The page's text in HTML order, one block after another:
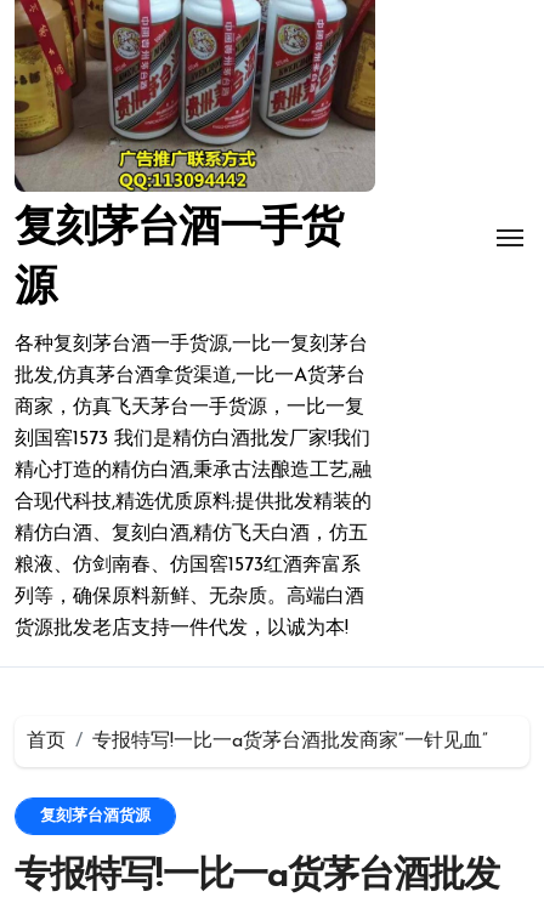
复刻茅台酒一手货
源
各种复刻茅台酒一手货源,一比一复刻茅台
批发,仿真茅台酒拿货渠道,一比一A货茅台
商家，仿真飞天茅台一手货源，一比一复
刻国窖1573 我们是精仿白酒批发厂家!我们
精心打造的精仿白酒,秉承古法酿造工艺,融
合现代科技,精选优质原料;提供批发精装的
精仿白酒、复刻白酒,精仿飞天白酒，仿五
粮液、仿剑南春、仿国窖1573红酒奔富系
列等，确保原料新鲜、无杂质。高端白酒
货源批发老店支持一件代发，以诚为本!
首页 专报特写!一比一a货茅台酒批发商家“一针见血”
复刻茅台酒货源
专报特写!一比一a货茅台酒批发